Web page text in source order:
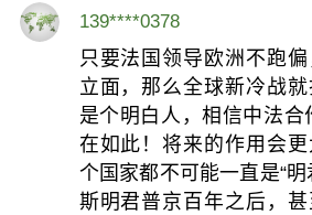
139****0378
只要法国领导欧洲不跑
立面，那么全球新冷战
是个明白人，相信中法合
在如此！将来的作用会
个国家都不可能一直是“
斯明君普京百年之后，